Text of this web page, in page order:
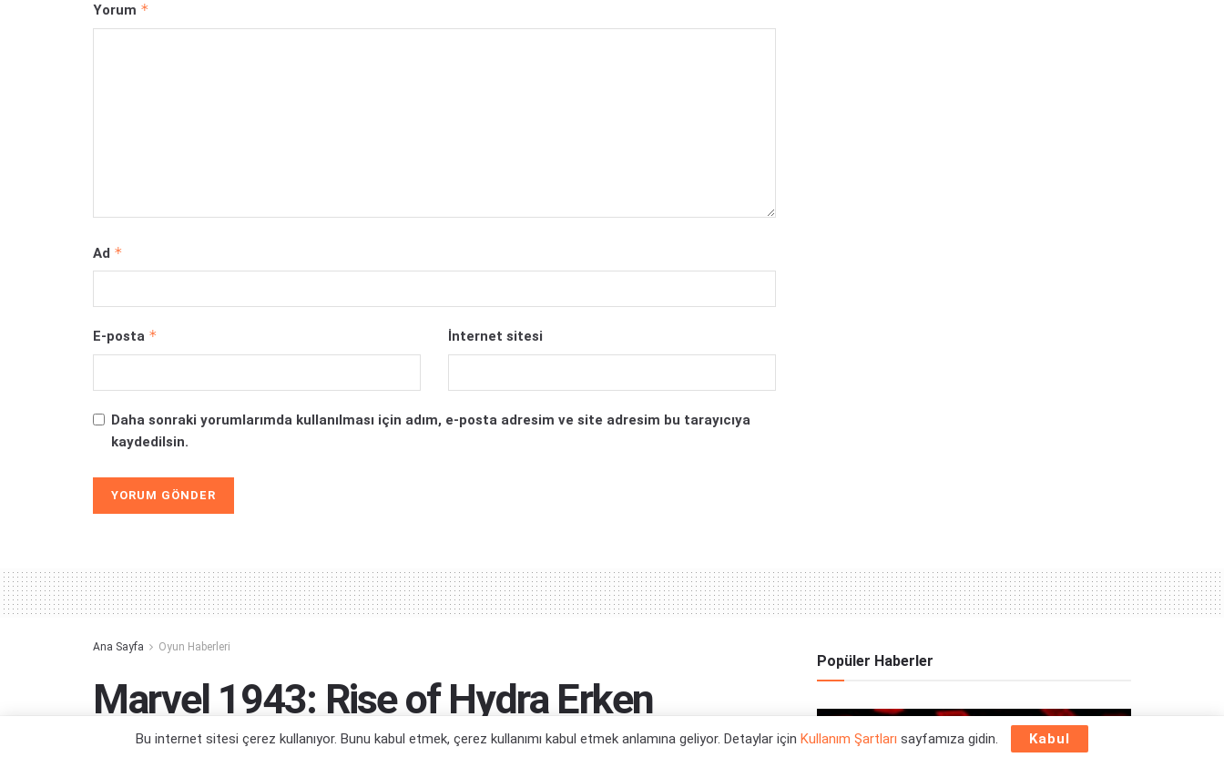
Yorum *
Ad *
E-posta * İnternet sitesi
Daha sonraki yorumlarımda kullanılması için adım, e-posta adresim ve site adresim bu tarayıcıya
kaydedilsin.
Ana Sayfa Oyun Haberleri
Marvel 1943: Rise of Hydra Erken
Oynanış Görselleri Sızdırıldı
Popüler Haberler
Bu internet sitesi çerez kullanıyor. Bunu kabul etmek, çerez kullanımı kabul etmek anlamına geliyor. Detaylar için Kullanım Şartları sayfamıza gidin. Kabul